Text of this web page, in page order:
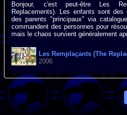
Bonjour, c'est peut-être Les
Replacements). Les enfants sont
des parents "principaux" via
commandent des personnes pour
mais le chaos survient généralement
Les Remplaçants (The
2006